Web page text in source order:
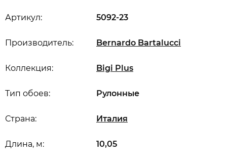
Артикул: 5092-23
Производитель: Bernardo Bartalucci
Коллекция: Bigi Plus
Длина, м: 10,05
Страна: Италия
Тип обоев: Рулонные